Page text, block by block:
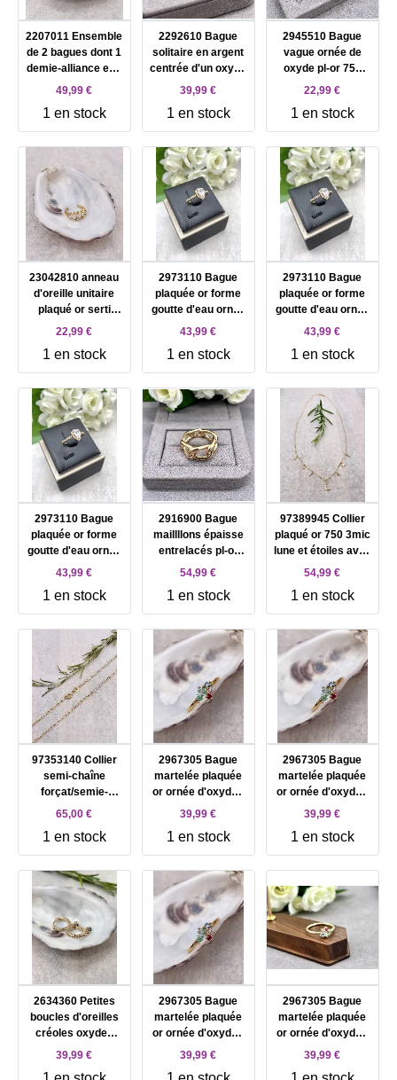
2207011 Ensemble
de 2 bagues dont 1
demie-alliance et 1
solitaire plaquée or
blancs T56
49,99 €
1 en stock
2292610 Bague
solitaire en argent
centrée d'un oxyde
entourée de petits
3mic oz T62
39,99 €
1 en stock
2945510 Bague
vague ornée de
oxyde pl-or 750
3mic oz T60
22,99 €
1 en stock
23042810 anneau
d'oreille unitaire
plaqué or serti
d'oxydes blancs
22,99 €
1 en stock
2973110 Bague
plaquée or forme
goutte d'eau ornée
d'oxydes blancs
43,99 €
1 en stock
2973110 Bague
plaquée or forme
goutte d'eau ornée
d'oxydes blancs
43,99 €
1 en stock
2973110 Bague
plaquée or forme
goutte d'eau ornée
d'oxydes blancs
43,99 €
1 en stock
2916900 Bague
maillllons épaisse
entrelacés pl-or
750 3mic T66
54,99 €
1 en stock
97389945 Collier
plaqué or 750 3mic
lune et étoiles avec
oxydes blancs
54,99 €
1 en stock
97353140 Collier
semi-chaîne
forçat/semie-
rivière d'oxydes
65,00 €
1 en stock
2967305 Bague
martelée plaquée
or ornée d'oxydes
multicolores T56
39,99 €
1 en stock
2967305 Bague
martelée plaquée
or ornée d'oxydes
multicolores T52
39,99 €
1 en stock
2634360 Petites
boucles d'oreilles
créoles oxydes
bleus pendants
39,99 €
2967305 Bague
martelée plaquée
or ornée d'oxydes
multicolores T56
39,99 €
2967305 Bague
martelée plaquée
or ornée d'oxydes
multicolores T56
39,99 €